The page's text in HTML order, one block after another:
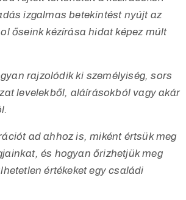
izgalmas betekintést nyújt az
őseink kézírása hidat képez múlt
rajzolódik ki személyiség, sors
levelekből, aláírásokból vagy akár
ad ahhoz is, miként értsük meg
és hogyan őrizhetjük meg
értékeket egy családi